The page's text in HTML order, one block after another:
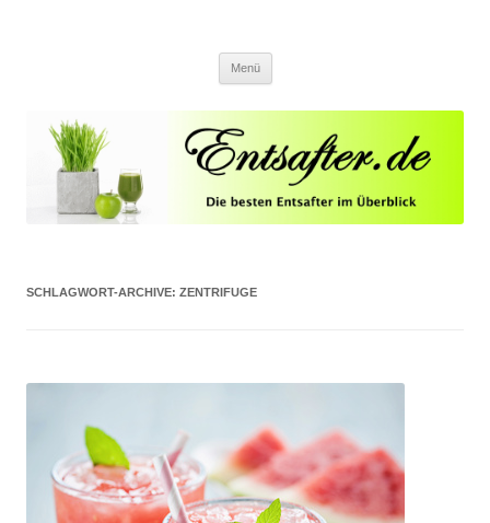
Menü
SCHLAGWORT-ARCHIVE: ZENTRIFUGE